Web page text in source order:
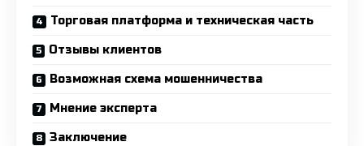
Торговая платформа и техническая часть
Отзывы клиентов
Возможная схема мошенничества
Мнение эксперта
Заключение